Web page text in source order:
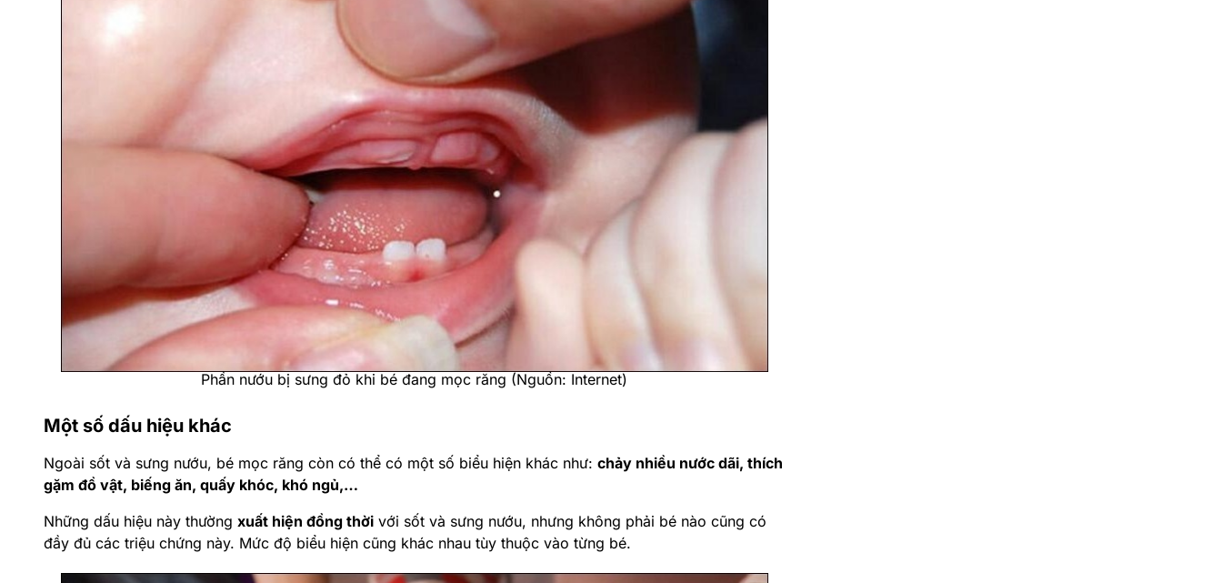
Trẻ thường sốt nhẹ và kéo dài khoảng 1-2 ngày khi mọc răng (Nguồn: Internet)
Khi răng chuẩn bị nhú lên, nướu của bé sẽ trở nên sưng đỏ. Đây là một dấu hiệu dễ nhận biết khi bé sốt
mọc răng và thường đi kèm với cảm giác khó chịu cho bé. Vùng nướu bị sưng thường
đỏ hơn bình thường.
Tình trạng nướu sưng đỏ này có thể khiến bé cảm thấy đau nhức và khó chịu, dẫn đếnbiếng ăn, quấy khóc
và khó ngủ. Cha mẹ cần quan sát kỹ vùng nướu của bé để nhận biết dấu hiệu này.